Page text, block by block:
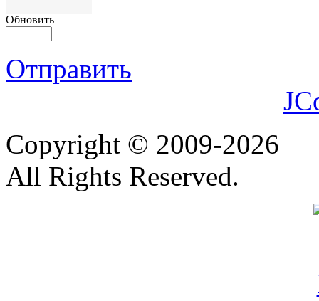
Обновить
Отправить
Copyright © 2009-2026
All Rights Reserved.